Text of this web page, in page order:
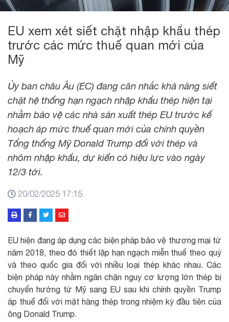
EU xem xét siết chặt nhập khẩu thép
trước các mức thuế quan mới của
Mỹ
Ủy ban châu Âu (EC) đang cân nhắc khả năng siết
chặt hệ thống hạn ngạch nhập khẩu thép hiện tại
nhằm bảo vệ các nhà sản xuất thép EU trước kế
hoạch áp mức thuế quan mới của chính quyền
Tổng thống Mỹ Donald Trump đối với thép và
nhôm nhập khẩu, dự kiến có hiệu lực vào ngày
12/3 tới.
20/02/2025 17:15
EU hiện đang áp dụng các biện pháp bảo vệ thương mại từ
năm 2018, theo đó thiết lập hạn ngạch miễn thuế theo quý
và theo quốc gia đối với nhiều loại thép khác nhau. Các
biện pháp này nhằm ngăn chặn nguy cơ lượng lớn thép bị
chuyển hướng từ Mỹ sang EU sau khi chính quyền Trump
áp thuế đối với mặt hàng thép trong nhiệm kỳ đầu tiên của
ông Donald Trump.